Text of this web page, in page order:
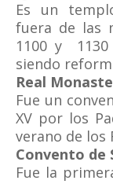
Es un
fuera de las
1100 y
siendo
Real
Fue un
XV por los
verano de los
Convento de
Fue la